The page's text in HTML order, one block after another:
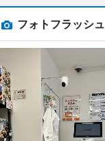
フォトフラッシュ